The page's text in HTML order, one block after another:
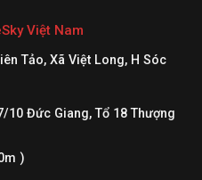
Việt Nam
Tảo, Xã Việt Long, H Sóc
10 Đức Giang, Tổ 18 Thượng
)